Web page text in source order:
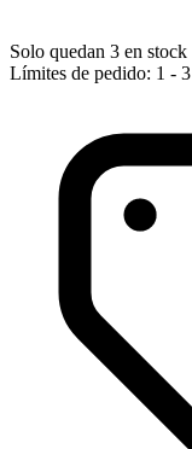
Solo quedan 3 en stock
Límites de pedido: 1 - 3